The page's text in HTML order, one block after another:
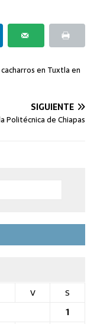
en Tuxtla en
SIGUIENTE
Politécnica de Chiapas
V
S
1